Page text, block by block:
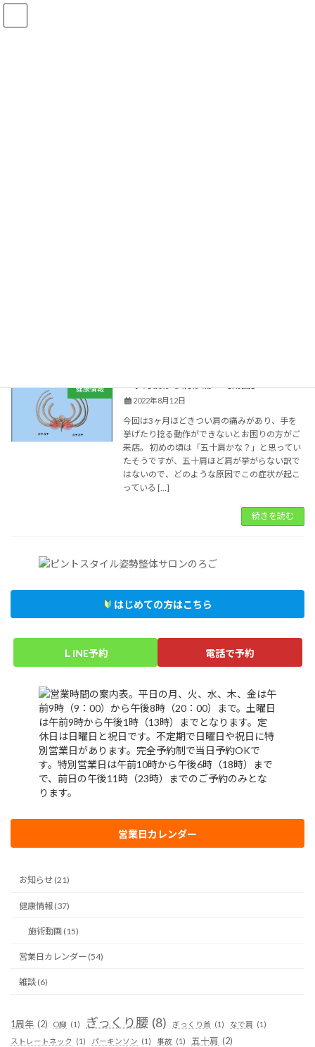
コ
ナ
健康情報
2022年8月12日
今回は3ヶ月ほどきつい肩の痛みがあり、手を
挙げたり捻る動作ができないとお困りの方がご
来店。 初めの頃は「五十肩かな？」と思ってい
たそうですが、五十肩ほど肩が挙がらない訳で
はないので、どのような原因でこの症状が起こ
っている […]
続きを読む
はじめての方はこちら
ＬINE予約 電話で予約
営業日カレンダー
お知らせ (21)
健康情報 (37)
施術動画 (15)
営業日カレンダー (54)
雑談 (6)
1周年 (2) O脚 (1) ぎっくり腰 (8) ぎっくり首 (1) なで肩 (1)
ストレートネック
(1) パーキンソン (1) 事故 (1) 五十肩 (2)